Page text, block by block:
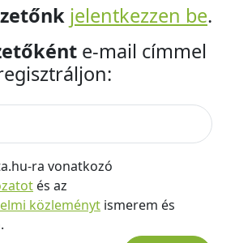
jelentkezzen be.
e-mail címmel
ra vonatkozó
és az
közleményt ismerem és